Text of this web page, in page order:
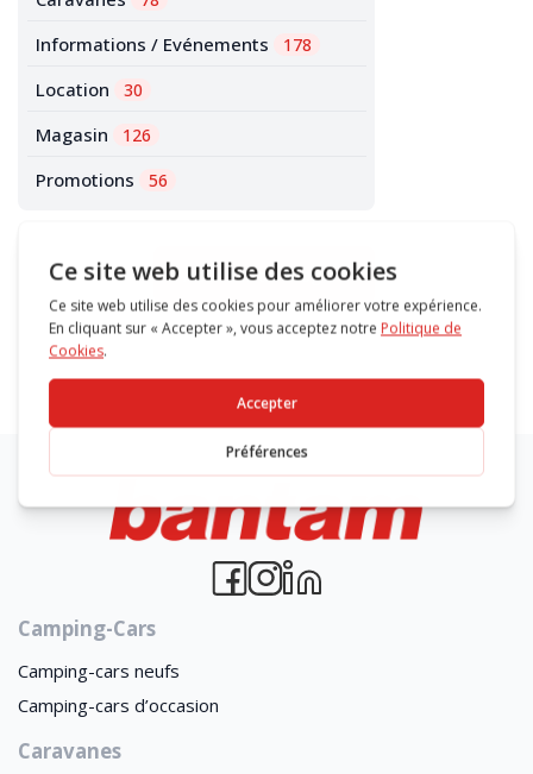
Informations / Evénements 178
Location 30
Magasin 126
Promotions 56
Accéder au blog
Camping-Cars
Camping-cars neufs
Camping-cars d’occasion
Caravanes